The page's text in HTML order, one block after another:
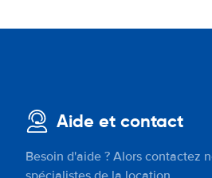
Aide et contact
Besoin d'aide ? Alors contactez